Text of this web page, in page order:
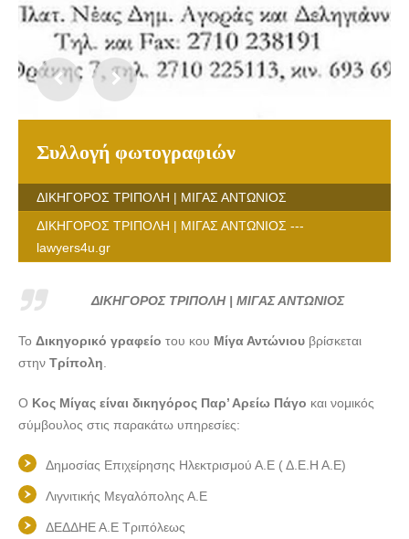
Συλλογή φωτογραφιών
ΔΙΚΗΓΟΡΟΣ ΤΡΙΠΟΛΗ | ΜΙΓΑΣ ΑΝΤΩΝΙΟΣ
ΔΙΚΗΓΟΡΟΣ ΤΡΙΠΟΛΗ | ΜΙΓΑΣ ΑΝΤΩΝΙΟΣ ---
lawyers4u.gr
ΔΙΚΗΓΟΡΟΣ ΤΡΙΠΟΛΗ | ΜΙΓΑΣ ΑΝΤΩΝΙΟΣ
Το Δικηγορικό γραφείο του κου Μίγα Αντώνιου βρίσκεται
στην Τρίπολη
Ο Κος Μίγας είναι δικηγόρος Παρ’ Αρείω Πάγο και νομικός
σύμβουλος στις παρακάτω υπηρεσίες:
Δημοσίας Επιχείρησης Ηλεκτρισμού Α.Ε ( Δ.Ε.Η Α.Ε)
Λιγνιτικής Μεγαλόπολης Α.Ε
ΔΕΔΔΗΕ Α.Ε Τριπόλεως